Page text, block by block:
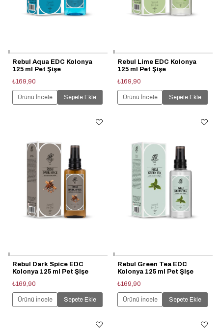
Rebul Aqua EDC Kolonya
125 ml Pet Şişe
₺169,90
Ürünü İncele Sepete Ekle
Rebul Lime EDC Kolonya
125 ml Pet Şişe
₺169,90
Ürünü İncele Sepete Ekle
Rebul Dark Spice EDC
Kolonya 125 ml Pet Şişe
₺169,90
Ürünü İncele Sepete Ekle
Rebul Green Tea EDC
Kolonya 125 ml Pet Şişe
₺169,90
Ürünü İncele Sepete Ekle